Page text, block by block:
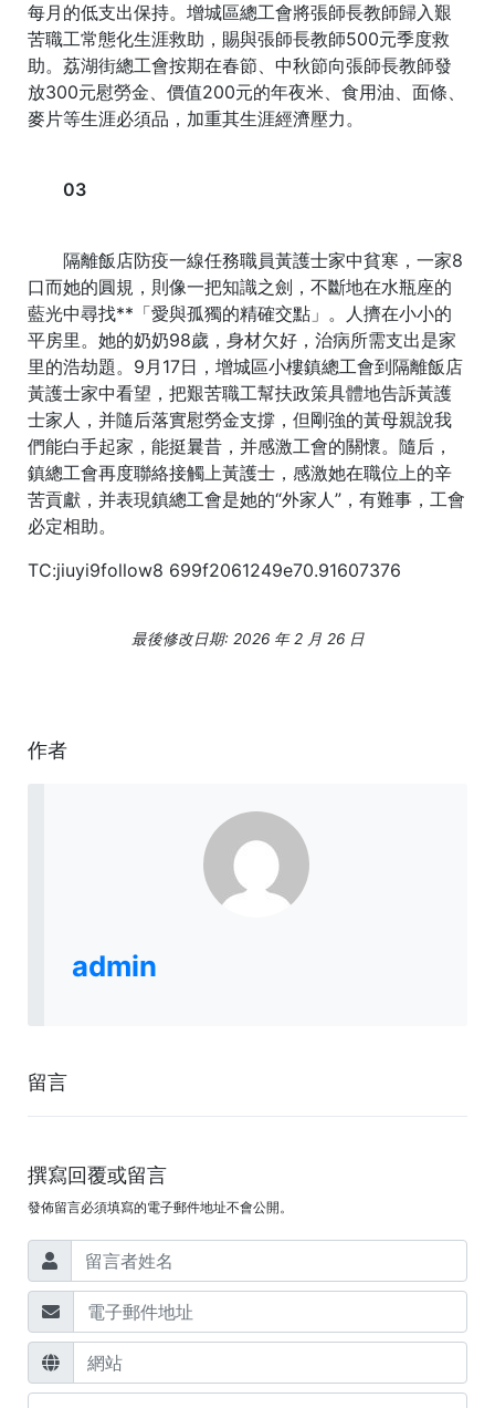
每月的低支出保持。增城區總工會將張師長教師歸入艱
苦職工常態化生涯救助，賜與張師長教師500元季度救
助。荔湖街總工會按期在春節、中秋節向張師長教師發
放300元慰勞金、價值200元的年夜米、食用油、面條、
麥片等生涯必須品，加重其生涯經濟壓力。
03
隔離飯店防疫一線任務職員黃護士家中貧寒，一家8
口而她的圓規，則像一把知識之劍，不斷地在水瓶座的
藍光中尋找**「愛與孤獨的精確交點」。人擠在小小的
平房里。她的奶奶98歲，身材欠好，治病所需支出是家
里的浩劫題。9月17日，增城區小樓鎮總工會到隔離飯店
黃護士家中看望，把艱苦職工幫扶政策具體地告訴黃護
士家人，并隨后落實慰勞金支撐，但剛強的黃母親說我
們能白手起家，能挺曩昔，并感激工會的關懷。隨后，
鎮總工會再度聯絡接觸上黃護士，感激她在職位上的辛
苦貢獻，并表現鎮總工會是她的“外家人”，有難事，工會
必定相助。
TC:jiuyi9follow8 699f2061249e70.91607376
最後修改日期: 2026 年 2 月 26 日
作者
admin
留言
撰寫回覆或留言
發佈留言必須填寫的電子郵件地址不會公開。